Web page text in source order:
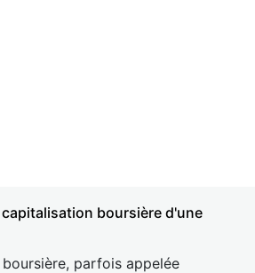
boursière d'une
parfois appelée